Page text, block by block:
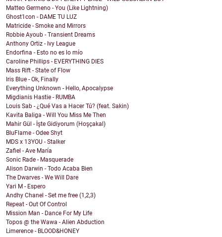
Matteo Germeno - You (Like Lightning)
Ghost1con - DAME TU LUZ
Matricide - Smoke and Mirrors
Robbie Ayoub - Transient Dreams
Anthony Ortiz - Ivy League
Endorfina - Esto no es lo mío
Caroline Phillips - EVERYTHING DIES
Mass Rift - State of Flow
Iris Blue - Ok, Finally
Everything Unknown - Hello, Apocalypse
Migdianis Hastie - RUMBA
Louis Sab - ¿Qué Vas a Hacer Tú? (feat. Sakin)
Kavita Baliga - Will You Miss Me Then
Mahir Gül - İşte Gidiyorum (Hoşçakal)
BluFlame - Odee Shyt
MDS x 13YOU - Stalker
Zafiel - Ave María
Sonic Rade - Masquerade
Alison Darwin - Todo Acaba Bien
The Dwarves - We Will Dare
Yari M - Espero
Andhy Chanel - Set me free (1,2,3)
Repeat - Out Of Control
Mission Man - Dance For My Life
Topos @ the Wawa - Alien Abduction
Limerence - BLOOD&HONEY